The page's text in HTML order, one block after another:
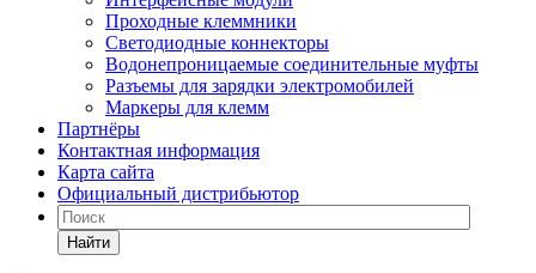
Проходные клеммники
Светодиодные коннекторы
Водонепроницаемые соединительные муфты
Разъемы для зарядки электромобилей
Маркеры для клемм
Партнёры
Контактная информация
Карта сайта
Официальный дистрибьютор
Найти